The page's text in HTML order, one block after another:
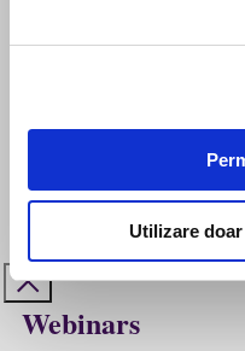
Utilizare
other documents submitted to
applicable) to be stored and
Webinars